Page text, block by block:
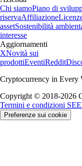
Chi siamoPiano di
riservaAffiliazione
assetSostenibilità
interesse
Aggiornamenti
XNovità sui
prodottiEventiReddit
Cryptocurrency in
Copyright © 2018-2026
Termini e condizioni SEE
Preferenze sui cookie